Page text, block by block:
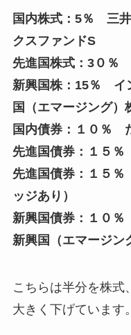
国内株式：5％ 三
クスファンドS
先進国株式：3０％
新興国株：15％ イ
国（エマージング）
国内債券：１０％
先進国債券：１５
先進国債券：１５
ッジあり）
新興国債券：１０
新興国（エマージン
こちらは半分を株式
大きく下げています。